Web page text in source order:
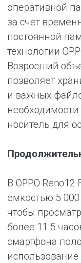
оперативной
за счет
постоянной
технологии
Возросший
позволяет
и важных
носитель для
В OPPO
емкостью 5 000
чтобы
более 11.5
смартфона